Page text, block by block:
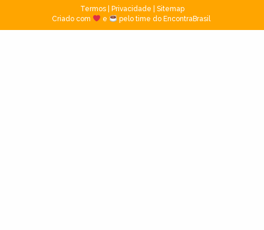
Termos| Privacidade
Sitemap
Criado com
e pelo time do EncontraBrasil